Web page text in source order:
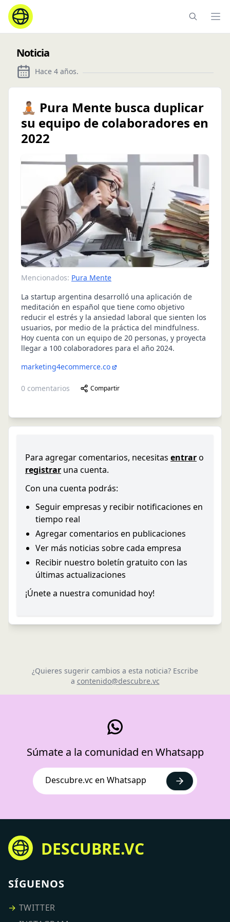
Noticia
Hace 4 años.
🧘🏽 Pura Mente busca duplicar
su equipo de colaboradores en
2022
Mencionados: Pura Mente
La startup argentina desarrolló una aplicación de
meditación en español que tiene como objetivo
reducir el estrés y la ansiedad laboral que sienten los
usuarios, por medio de la práctica del mindfulness.
Hoy cuenta con un equipo de 20 personas, y proyecta
llegar a 100 colaboradores para el año 2024.
marketing4ecommerce.co
0 comentarios Compartir
Para agregar comentarios, necesitas entraro
registrar una cuenta.
Con una cuenta podrás:
Seguir empresas y recibir notificaciones en
tiempo real
Agregar comentarios en publicaciones
Ver más noticias sobre cada empresa
Recibir nuestro boletín gratuito con las
últimas actualizaciones
¡Únete a nuestra comunidad hoy!
¿Quieres sugerir cambios a esta noticia? Escribe
a contenido@descubre.vc
Súmate a la comunidad en Whatsapp
Descubre.vc en Whatsapp
DESCUBRE.VC
SÍGUENOS
→ TWITTER